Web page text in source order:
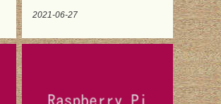
2021-06-27